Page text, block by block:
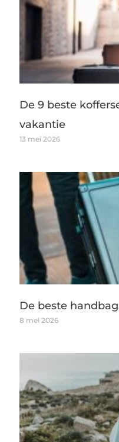
De 9 beste
vakantie
13 mei 2026
De beste
8 mei 2026